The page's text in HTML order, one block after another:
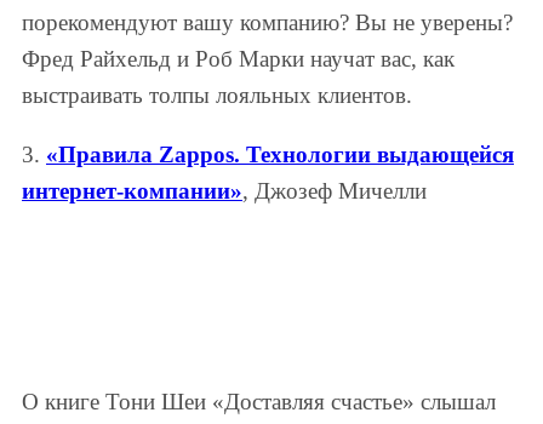
порекомендуют вашу компанию? Вы не уверены?
Фред Райхельд и Роб Марки научат вас, как
выстраивать толпы лояльных клиентов.
3. «Правила Zappos. Технологии выдающейся
интернет-компании», Джозеф Мичелли
О книге Тони Шеи «Доставляя счастье» слышал